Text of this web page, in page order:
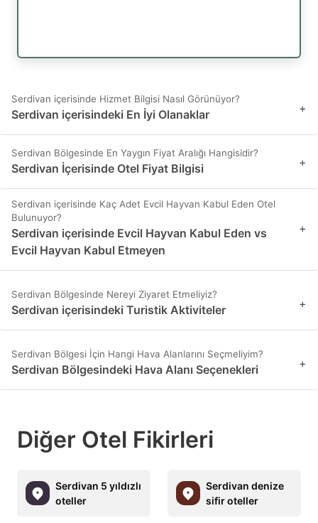
Serdivan içerisinde Hizmet Bilgisi Nasıl Görünüyor?
Serdivan içerisindeki En İyi Olanaklar +
Serdivan Bölgesinde En Yaygın Fiyat Aralığı Hangisidir?
Serdivan İçerisinde Otel Fiyat Bilgisi +
Serdivan içerisinde Kaç Adet Evcil Hayvan Kabul Eden Otel
Bulunuyor?
Serdivan içerisinde Evcil Hayvan Kabul Eden vs
Evcil Hayvan Kabul Etmeyen
+
Serdivan Bölgesinde Nereyi Ziyaret Etmeliyiz?
Serdivan içerisindeki Turistik Aktiviteler +
Serdivan Bölgesi İçin Hangi Hava Alanlarını Seçmeliyim?
Serdivan Bölgesindeki Hava Alanı Seçenekleri +
Diğer Otel Fikirleri
Serdivan 5 yıldızlı
oteller
Serdivan denize
sifir oteller